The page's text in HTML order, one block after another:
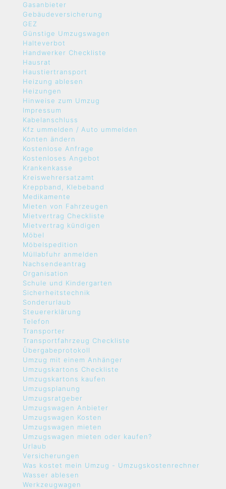
Gasanbieter
Gebäudeversicherung
GEZ
Günstige Umzugswagen
Halteverbot
Handwerker Checkliste
Hausrat
Haustiertransport
Heizung ablesen
Heizungen
Hinweise zum Umzug
Impressum
Kabelanschluss
Kfz ummelden / Auto ummelden
Konten ändern
Kostenlose Anfrage
Kostenloses Angebot
Krankenkasse
Kreiswehrersatzamt
Kreppband, Klebeband
Medikamente
Mieten von Fahrzeugen
Mietvertrag Checkliste
Mietvertrag kündigen
Möbel
Möbelspedition
Müllabfuhr anmelden
Nachsendeantrag
Organisation
Schule und Kindergarten
Sicherheitstechnik
Sonderurlaub
Steuererklärung
Telefon
Transporter
Transportfahrzeug Checkliste
Übergabeprotokoll
Umzug mit einem Anhänger
Umzugskartons Checkliste
Umzugskartons kaufen
Umzugsplanung
Umzugsratgeber
Umzugswagen Anbieter
Umzugswagen Kosten
Umzugswagen mieten
Umzugswagen mieten oder kaufen?
Urlaub
Versicherungen
Was kostet mein Umzug - Umzugskostenrechner
Wasser ablesen
Werkzeugwagen